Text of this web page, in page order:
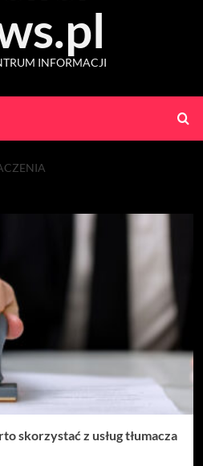
INFORMACJI
skorzystać z usług tłumacza